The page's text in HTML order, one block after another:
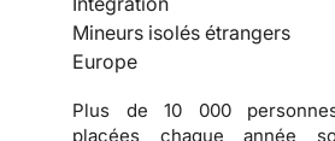
Mineurs isolés étrangers
Europe
Plus de 10 000
placées chaque année